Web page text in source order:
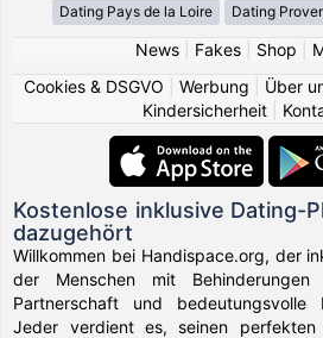
Dating Pays de la Loire Dating
News| Fakes| Shop
Cookies & DSGVO
Werbung Über
Kindersicherheit
Kostenlose inklusive Dating-
dazugehört
Willkommen bei Handispace.org, der
der Menschen mit
Partnerschaft und bedeutungsvolle
Jeder verdient es, seinen